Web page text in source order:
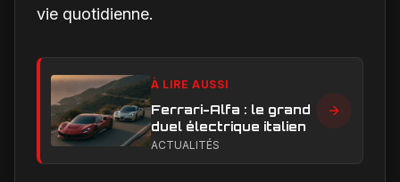
vie quotidienne.
À LIRE AUSSI
Ferrari-Alfa : le grand
duel électrique italien
ACTUALITÉS